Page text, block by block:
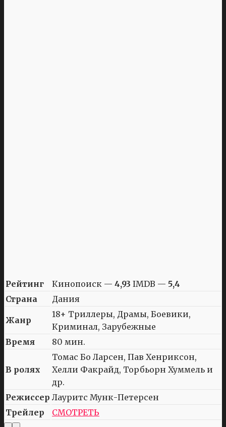
Рейтинг Кинопоиск — 4,93 IMDB — 5,4
Страна
Дания
Жанр
18+ Триллеры, Драмы, Боевики,
Криминал, Зарубежные
Время
80 мин.
В ролях
Томас Бо Ларсен, Пав Хенриксон,
Хелли Факрайд, Торбьорн Хуммель и
др.
Режиссер Лауритс Мунк-Петерсен
Трейлер
СМОТРЕТЬ